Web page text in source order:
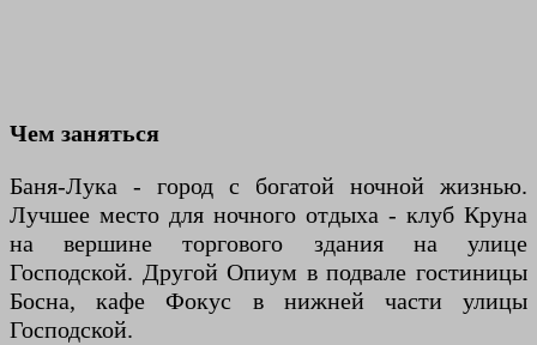
Чем заняться
Баня-Лука - город с богатой ночной жизнью.
Лучшее место для ночного отдыха - клуб Круна
на вершине торгового здания на улице
Господской. Другой Опиум в подвале гостиницы
Босна, кафе Фокус в нижней части улицы
Господской.